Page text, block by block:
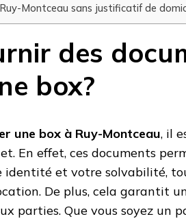
Montceau sans justificatif de
des
box?
une box à Ruy-Montceau, il
En effet, ces documents
identité et votre solvabilité,
De plus, cela garantit
parties. Que vous soyez un